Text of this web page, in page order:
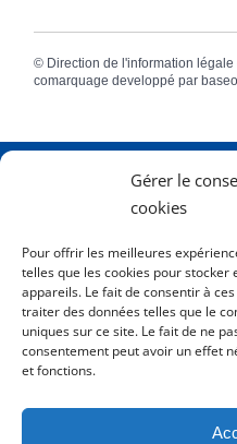
Gérer le
cookies
Pour offrir les meilleures
telles que les cookies pour
appareils. Le fait de consentir à
traiter des données telles que le
uniques sur ce site. Le fait de ne
consentement peut avoir un effet
et fonctions.
© Direction de l'information
comarquage developpé par
2 Rue Dame
Horaires
Lundi de
Mardi de
Mercredi
Jeudi de